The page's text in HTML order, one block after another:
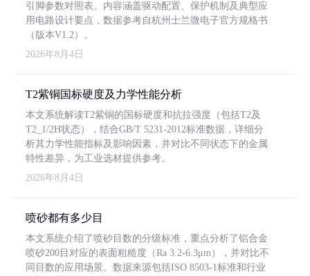
引脚参数对照表。内容涵盖驱动配置、保护机制及典型应
用电路设计要点，数据参考自杭州士兰微电子官方规格书
（版本V1.2）。
2026年8月4日
T2紫铜国标硬度及力学性能分析
本文系统解读T2紫铜的国标硬度和抗拉强度（包括T2及
T2_1/2H状态），结合GB/T 5231-2012标准数据，详细分
析其力学性能指标及影响因素，并对比不同状态下的金属
特性差异，为工业选材提供参考。
2026年8月4日
喷砂都有多少目
本文系统介绍了喷砂目数的分级标准，重点分析了铝合金
喷砂200目对应的表面粗糙度（Ra 3.2-6.3μm），并对比不
同目数的应用场景。数据来源包括ISO 8503-1标准和行业